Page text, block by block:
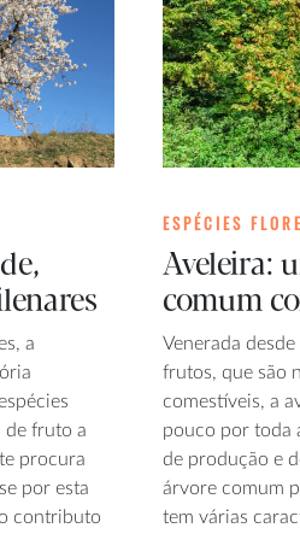
a
de fruto a
procura
por esta
contributo
ESPÉCIES
Aveleira:
comum
Venerada
frutos, que são
comestíveis, a
pouco por toda
de produção e
árvore comum
tem várias